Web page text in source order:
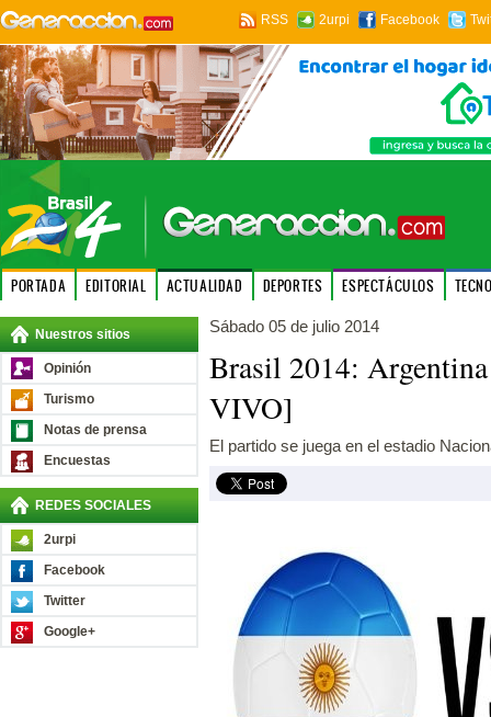
RSS 2urpi Facebook
PORTADA EDITORIAL ACTUALIDAD DEPORTES ESPECTÁCULOS
Nuestros sitios
Opinión
Turismo
Notas de prensa
Encuestas
REDES SOCIALES
2urpi
Facebook
Twitter
Google+
Sábado 05 de julio 2014
Brasil 2014:
VIVO]
El partido se juega en el estadio